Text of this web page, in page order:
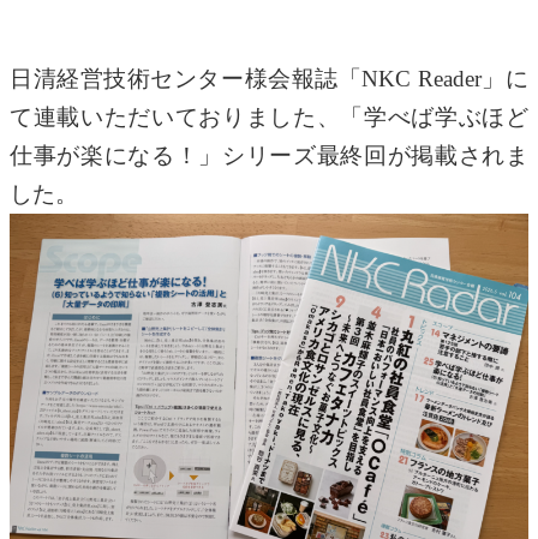
日清経営技術センター様会報誌「NKC Reader」に
て連載いただいておりました、「学べば学ぶほど
仕事が楽になる！」シリーズ最終回が掲載されま
した。